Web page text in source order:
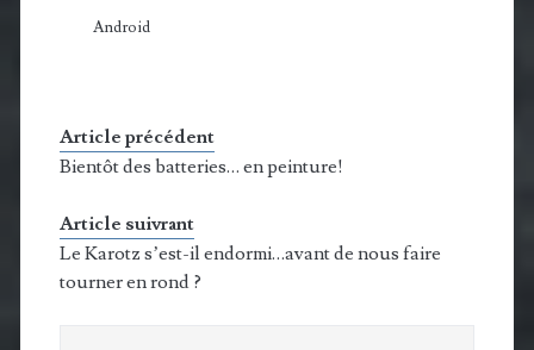
Android
Article précédent
Bientôt des batteries… en peinture!
Article suivrant
Le Karotz s’est-il endormi…avant de nous faire
tourner en rond ?